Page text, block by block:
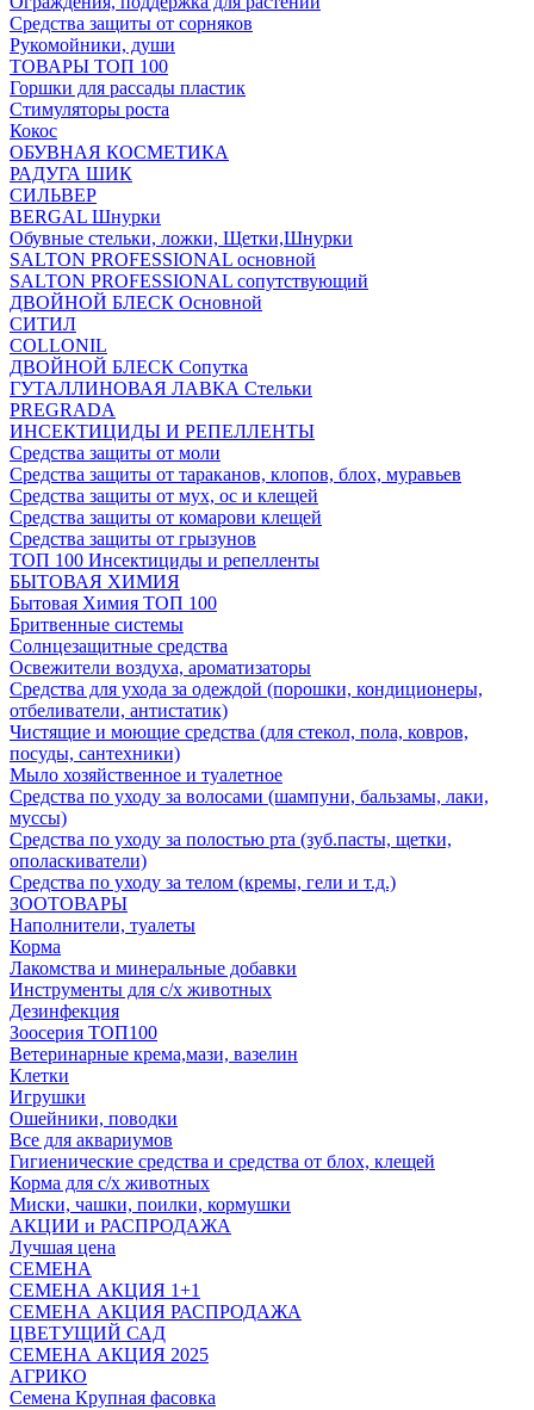
Средства защиты от сорняков
Рукомойники, души
ТОВАРЫ ТОП 100
Горшки для рассады пластик
Стимуляторы роста
Кокос
ОБУВНАЯ КОСМЕТИКА
РАДУГА ШИК
СИЛЬВЕР
BERGAL Шнурки
Обувные стельки, ложки, Щетки,Шнурки
SALTON PROFESSIONAL основной
SALTON PROFESSIONAL сопутствующий
ДВОЙНОЙ БЛЕСК Основной
СИТИЛ
COLLONIL
ДВОЙНОЙ БЛЕСК Сопутка
ГУТАЛЛИНОВАЯ ЛАВКА Стельки
PREGRADA
ИНСЕКТИЦИДЫ И РЕПЕЛЛЕНТЫ
Средства защиты от моли
Средства защиты от тараканов, клопов, блох, муравьев
Средства защиты от мух, ос и клещей
Средства защиты от комарови клещей
Средства защиты от грызунов
ТОП 100 Инсектициды и репелленты
БЫТОВАЯ ХИМИЯ
Бытовая Химия ТОП 100
Бритвенные системы
Солнцезащитные средства
Освежители воздуха, ароматизаторы
Средства для ухода за одеждой (порошки, кондиционеры,
отбеливатели, антистатик)
Чистящие и моющие средства (для стекол, пола, ковров,
посуды, сантехники)
Мыло хозяйственное и туалетное
Средства по уходу за волосами (шампуни, бальзамы, лаки,
муссы)
Средства по уходу за полостью рта (зуб.пасты, щетки,
ополаскиватели)
Средства по уходу за телом (кремы, гели и т.д.)
ЗООТОВАРЫ
Наполнители, туалеты
Корма
Лакомства и минеральные добавки
Инструменты для с/х животных
Дезинфекция
Зоосерия ТОП100
Ветеринарные крема,мази, вазелин
Клетки
Игрушки
Ошейники, поводки
Все для аквариумов
Гигиенические средства и средства от блох, клещей
Корма для с/х животных
Миски, чашки, поилки, кормушки
АКЦИИ и РАСПРОДАЖА
Лучшая цена
СЕМЕНА
СЕМЕНА АКЦИЯ 1+1
СЕМЕНА АКЦИЯ РАСПРОДАЖА
ЦВЕТУЩИЙ САД
СЕМЕНА АКЦИЯ 2025
АГРИКО
Семена Крупная фасовка